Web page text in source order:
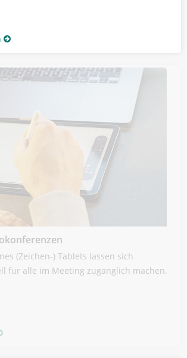
(Zeichen-) Tablets lassen sich
für alle im Meeting zugänglich machen.